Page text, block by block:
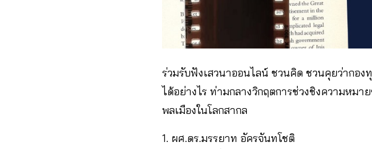
ร่วมรับฟังเสวนาออนไลน์ ชวนคิด ชวนคุยว่ากอง
ได้อย่างไร ท่ามกลางวิกฤตการช่วงชิงความหมา
พลเมืองในโลกสากล
1. ผศ.ดร.มรรยาท อัครจันทโชติ